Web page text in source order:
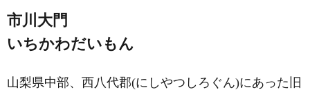
市川大門
いちかわだいもん
山梨県中部、西八代郡(にしやつしろぐん)にあった旧